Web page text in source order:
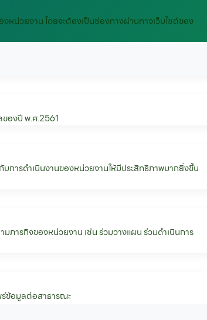
หน่วยงาน โดยจะต้องเป็นช่องทางผ่านทางเว็บไซต์ของ
ของปี พ.ศ.2561
การดำเนินงานของหน่วยงานให้มีประสิทธิภาพมากยิ่งขึ้น
ภารกิจของหน่วยงาน เช่น ร่วมวางแผน ร่วมดำเนินการ
ร่ข้อมูลต่อสาธารณะ